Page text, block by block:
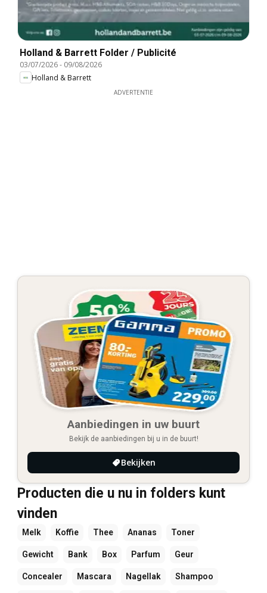
Holland & Barrett Folder / Publicité
03/07/2026- 09/08/2026
Holland & Barrett
ADVERTENTIE
Aanbiedingen in uw buurt
Bekijk de aanbiedingen bij u in de buurt!
Bekijken
Producten die u nu in folders kunt
vinden
Melk Koffie Thee Ananas Toner
Gewicht Bank Box Parfum Geur
Concealer Mascara Nagellak Shampoo